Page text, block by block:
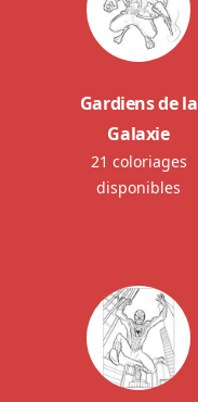
Gardiens de la
Galaxie
21 coloriages
disponibles